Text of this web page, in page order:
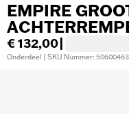
EMPIRE
€ 132,00
Onderdeel | SKU Nummer: 50600463